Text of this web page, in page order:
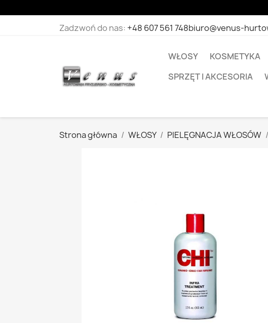
Zadzwoń do nas: +48 607 561 748biuro@venus-
WŁOSY KOSMETYKA
SPRZĘT I AKCESORIA
Strona główna WŁOSY PIELĘGNACJA WŁOSÓW